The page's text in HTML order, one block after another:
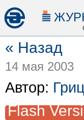
« Назад
14 мая 2003
Автор:
Flash